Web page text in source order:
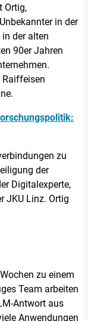
Ortig,
in der
in der alten
90er Jahren
Raiffeisen
zu
der
Digitalexperte,
JKU Linz. Ortig
zu einem
Team arbeiten
Antwort aus
Anwendungen